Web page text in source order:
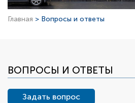
Главная > Вопросы и ответы
ВОПРОСЫ И ОТВЕТЫ
Задать вопрос